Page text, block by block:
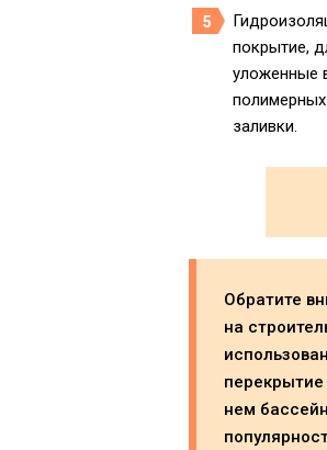
покрытие,
уложенные
заливки.
Обратите
на
нем